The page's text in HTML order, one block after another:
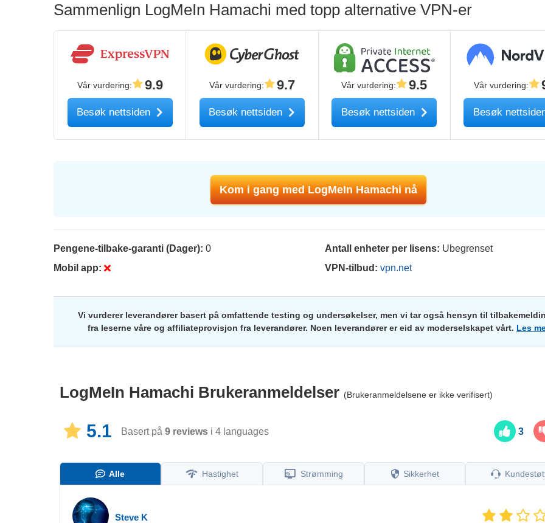
Sammenlign LogMeIn Hamachi med topp alternative VPN-er
Vår vurdering: 9.9
Besøk nettsiden
Vår vurdering: 9.7
Besøk nettsiden
Vår vurdering: 9.5
Besøk nettsiden
Vår vurdering:
Besøk
Kom i gang med LogMeIn Hamachi nå
Pengene-tilbake-garanti (Dager): 0
Mobil app:
Antall enheter per lisens: Ubegrenset
VPN-tilbud: vpn.net
Vi vurderer leverandører basert på omfattende testing og undersøkelser, men vi tar også hensyn til
fra leserne våre og affiliateprovisjon fra leverandører. Noen leverandører er eid av moderselskapet vårt. Les
LogMeIn Hamachi Brukeranmeldelser (Brukeranmeldelsene er ikke verifisert)
5.1 Basert på 9 reviews i 4 languages 3
Alle Hastighet Strømming Sikkerhet
Steve K